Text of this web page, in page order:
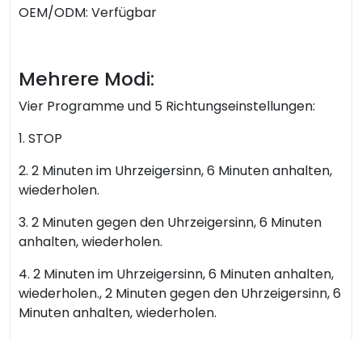
OEM/ODM: Verfügbar
Mehrere Modi:
Vier Programme und 5 Richtungseinstellungen:
1. STOP
2. 2 Minuten im Uhrzeigersinn, 6 Minuten anhalten,
wiederholen.
3. 2 Minuten gegen den Uhrzeigersinn, 6 Minuten
anhalten, wiederholen.
4. 2 Minuten im Uhrzeigersinn, 6 Minuten anhalten,
wiederholen., 2 Minuten gegen den Uhrzeigersinn, 6
Minuten anhalten, wiederholen.